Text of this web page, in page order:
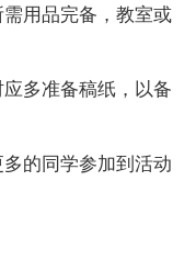
用品完备，教室或
多准备稿纸，以备
的同学参加到活动